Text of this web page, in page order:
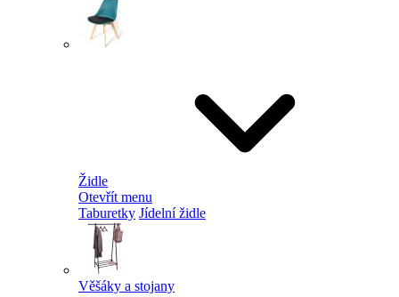
Židle
Otevřít menu
Taburetky Jídelní židle
Věšáky a stojany